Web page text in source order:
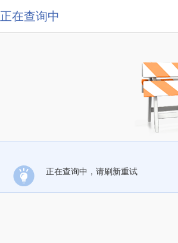
正在查询中
正在查询中，请刷新重试